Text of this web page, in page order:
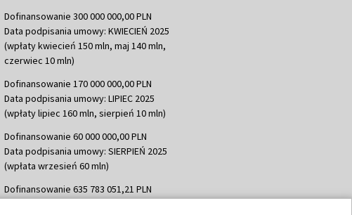
Dofinansowanie 300 000 000,00 PLN
Data podpisania umowy: KWIECIEŃ 2025
(wpłaty kwiecień 150 mln, maj 140 mln,
czerwiec 10 mln)
Dofinansowanie 170 000 000,00 PLN
Data podpisania umowy: LIPIEC 2025
(wpłaty lipiec 160 mln, sierpień 10 mln)
Dofinansowanie 60 000 000,00 PLN
Data podpisania umowy: SIERPIEŃ 2025
(wpłata wrzesień 60 mln)
Dofinansowanie 635 783 051,21 PLN